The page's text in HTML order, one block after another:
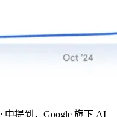
中提到，Google 旗下 AI